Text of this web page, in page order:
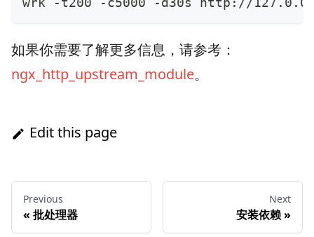
如果你需要了解更多信息，请参考：
ngx_http_upstream_module。
Edit this page
Previous
« 批处理器
Next
安装依赖»